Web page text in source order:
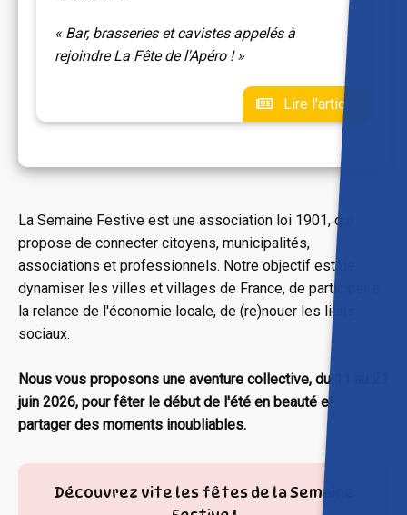
La Semaine Festive est une association loi 1901, qui
propose de connecter citoyens, municipalités,
associations et professionnels. Notre objectif est de
dynamiser les villes et villages de France, de participer à
la relance de l'économie locale, de (re)nouer les liens
sociaux.
Nous vous proposons une aventure collective, du 11 au 21
juin 2026, pour fêter le début de l'été en beauté et
partager des moments inoubliables.
Découvrez vite les fêtes de la Semaine
« Bar, brasseries et cavistes appelés à
rejoindre La Fête de l'Apéro ! »
Lire l'article